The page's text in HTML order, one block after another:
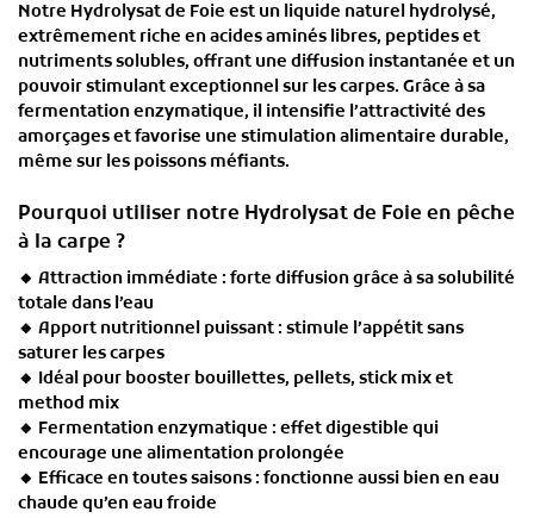
Notre Hydrolysat de Foie est un liquide naturel hydrolysé,
extrêmement riche enacides aminés libres, peptides et
nutriments solubles, offrant une diffusion instantanée et un
pouvoir stimulant exceptionnelsur les carpes. Grâce à sa
fermentation enzymatique, il intensifie l’attractivité des
amorçages et favorise une stimulation alimentaire durable,
même sur les poissons méfiants.
Pourquoi utiliser notre Hydrolysat de Foie en pêche
à la carpe ?
🔸 Attraction immédiate : forte diffusion grâce à sa solubilité
totale dans l’eau
🔸 Apport nutritionnel puissant : stimule l’appétit sans
saturer les carpes
🔸 Idéal pour booster bouillettes, pellets, stick mix et
method mix
🔸 Fermentation enzymatique : effet digestible qui
encourage une alimentation prolongée
🔸 Efficace en toutes saisons : fonctionne aussi bien en eau
chaude qu’en eau froide